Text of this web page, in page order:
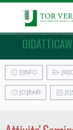
[I]NFO
[O]RARI